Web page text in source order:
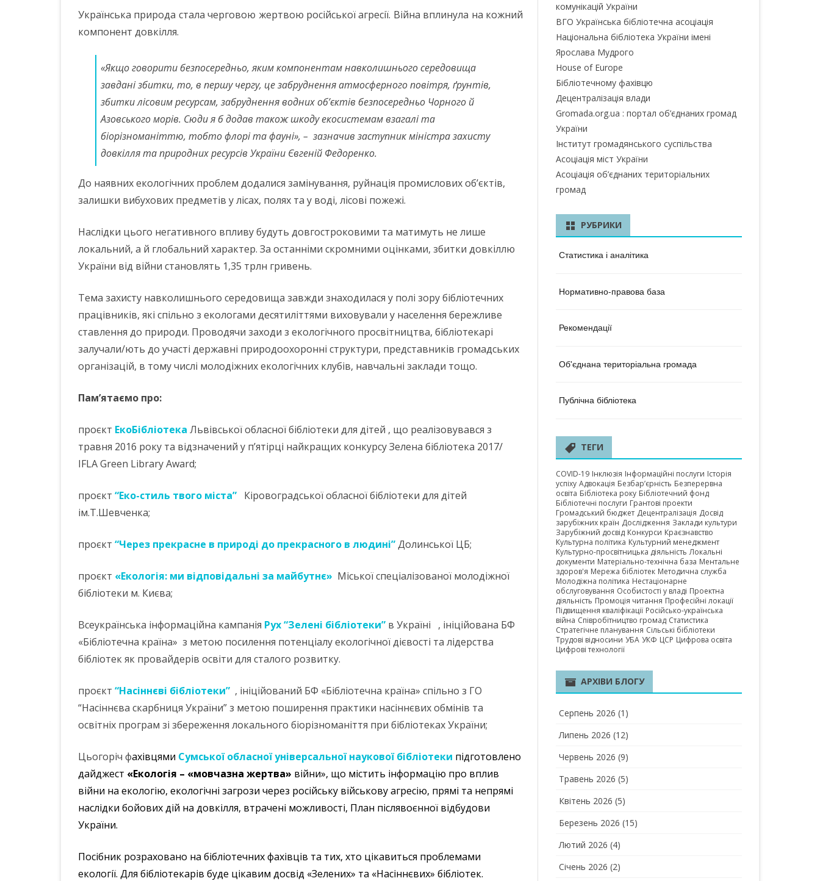
ІВАНО-ФРАНКІВСЬКА ОБЛАСТЬ
КИЇВСЬКА ОБЛАСТЬ
КІРОВОГРАДСЬКА ОБЛАСТЬ
ЛУГАНСЬКА ОБЛАСТЬ
ЛЬВІВСЬКА ОБЛАСТЬ
ОДЕСЬКА ОБЛАСТЬ
ТЕРНОПІЛЬСЬКА ОБЛАСТЬ
ХАРКІВСЬКА ОБЛАСТЬ
ХМЕЛЬНИЦЬКА ОБЛАСТЬ
ЧЕРНІГІВСЬКА ОБЛАСТЬ
або
наслідки»
Українська природа стала черговою жертвою російської агресії. Війна вплинула на кожний
компонент довкілля.
«Якщо говорити безпосередньо, яким компонентам навколишнього середовища
завдані збитки, то, в першу чергу, це забруднення атмосферного повітря, ґрунтів,
збитки лісовим ресурсам, забруднення водних об’єктів безпосередньо Чорного й
Азовського морів. Сюди я б додав також шкоду екосистемам взагалі та
біорізноманіттю, тобто флорі та фауні», – зазначив заступник міністра захисту
довкілля та природних ресурсів України Євгеній Федоренко.
До наявних екологічних проблем додалися замінування, руйнація промислових об’єктів,
залишки вибухових предметів у лісах, полях та у воді, лісові пожежі.
Наслідки цього негативного впливу будуть довгостроковими та матимуть не лише
локальний, а й глобальний характер. За останніми скромними оцінками, збитки довкіллю
України від війни становлять 1,35 трлн гривень.
Тема захисту навколишнього середовища завжди знаходилася у полі зору бібліотечних
працівників, які спільно з екологами десятиліттями виховували у населення бережливе
ставлення до природи. Проводячи заходи з екологічного просвітництва, бібліотекарі
залучали/ють до участі державні природоохоронні структури, представників громадських
організацій, в тому числі молодіжних екологічних клубів, навчальні заклади тощо.
Пам’ятаємо про:
проєкт ЕкоБібліотека Львівської обласної бібліотеки для дітей , що реалізовувався з
травня 2016 року та відзначений у п’ятірці найкращих конкурсу Зелена бібліотека 2017/
IFLA Green Library Award;
проєкт “Еко-стиль твого міста” Кіровоградської обласної бібліотеки для дітей
ім.Т.Шевченка;
проєкт “Через прекрасне в природі до прекрасного в людині”Долинської ЦБ;
проєкт «Екологія: ми відповідальні за майбутнє» Міської спеціалізованої молодіжної
бібліотеки м. Києва;
Всеукраїнська інформаційна кампанія Рух “Зелені бібліотеки” в Україні , ініційована БФ
«Бібліотечна країна» з метою посилення потенціалу екологічної дієвості та лідерства
бібліотек як провайдерів освіти для сталого розвитку.
проєкт “Насіннєві бібліотеки” , ініційований БФ «Бібліотечна країна» спільно з ГО
“Насіннєва скарбниця України” з метою поширення практики насіннєвих обмінів та
освітніх програм зі збереження локального біорізноманіття при бібліотеках України;
Цьогоріч фахівцями Сумської обласної універсальної наукової бібліотеки підготовлено
дайджест «Екологія – «мовчазна жертва» війни», що містить інформацію про вплив
війни на екологію, екологічні загрози через російську військову агресію, прямі та непрямі
наслідки бойових дій на довкілля, втрачені можливості, План післявоєнної відбудови
України.
Посібник розраховано на бібліотечних фахівців та тих, хто цікавиться проблемами
екології. Для бібліотекарів буде цікавим досвід «Зелених» та «Насіннєвих» бібліотек.
комунікацій України
ВГО Українська бібліотечна асоціація
Національна бібліотека України імені
Ярослава Мудрого
House of Europe
Бібліотечному фахівцю
Децентралізація влади
Gromada.org.ua : портал об’єднаних громад
України
Інститут громадянського суспільства
Асоціація міст України
Асоціація об’єднаних територіальних
громад
РУБРИКИ
Статистика і аналітика
Нормативно-правова база
Рекомендації
Об'єднана територіальна громада
Публічна бібліотека
ТЕГИ
COVID-19 Інклюзія Інформаційні послуги Історія
успіху Адвокація Безбар’єрність Безперервна
освіта Бібліотека року Бібліотечний фонд
Бібліотечні послуги Грантові проекти
Громадський бюджет Децентралізація Досвід
зарубіжних країн Дослідження Заклади культури
Зарубіжний досвід Конкурси Краєзнавство
Культурна політика Культурний менеджмент
Культурно-просвітницька діяльність Локальні
документи Матеріально-технічна база Ментальне
здоров'я Мережа бібліотек Методична служба
Молодіжна політика Нестаціонарне
обслуговування Особистості у владі Проектна
діяльність Промоція читання Професійні локації
Підвищення кваліфікації Російсько-українська
війна Співробітництво громад Статистика
Стратегічне планування Сільські бібліотеки
Трудові відносини УБА УКФ ЦСР Цифрова освіта
Цифрові технології
АРХІВИ БЛОГУ
Серпень 2026 (1)
Липень 2026 (12)
Червень 2026 (9)
Травень 2026 (5)
Квітень 2026 (5)
Березень 2026 (15)
Лютий 2026 (4)
Січень 2026 (2)